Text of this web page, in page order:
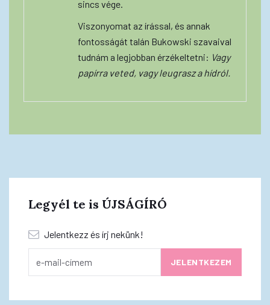
sincs vége.
Viszonyomat az írással, és annak
fontosságát talán Bukowski szavaival
tudnám a legjobban érzékeltetni: Vagy
papírra veted, vagy leugrasz a hídról.
Legyél te is ÚJSÁGÍRÓ
Jelentkezz és írj nekünk!